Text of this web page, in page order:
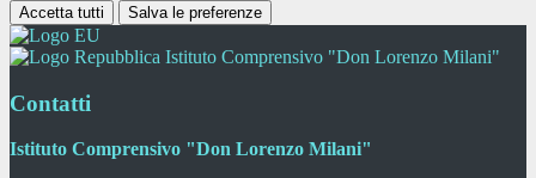
Accetta tutti Salva le preferenze
Istituto Comprensivo "Don Lorenzo Milani"
Contatti
Istituto Comprensivo "Don Lorenzo Milani"